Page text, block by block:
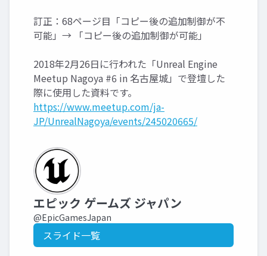
訂正：68ページ目「コピー後の追加制御が不
可能」→ 「コピー後の追加制御が可能」
2018年2月26日に行われた「Unreal Engine
Meetup Nagoya #6 in 名古屋城」で登壇した
際に使用した資料です。
https://www.meetup.com/ja-
JP/UnrealNagoya/events/245020665/
エピック ゲームズ ジャパン
@EpicGamesJapan
スライド一覧